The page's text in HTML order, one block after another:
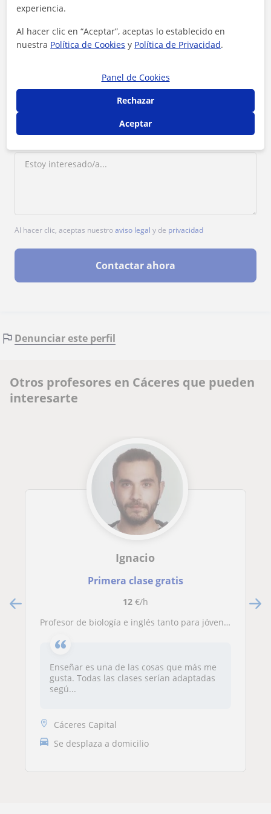
1ª clase gratis
Al hacer clic, aceptas nuestroaviso legal y de privacidad
Contactar ahora
Denunciar este perfil
Otros profesores en Cáceres que pueden
interesarte
Ignacio
Primera clase gratis
12€/h
Profesor de biología e inglés tanto para jóvenes como para adultos, podría también dar clases de química, geología y geografía hasta la ESO y conocimiento del medio a nivel primaria en la ciudad de Cáceres.
Enseñar es una de las cosas que más me
gusta. Todas las clases serían adaptadas
segú...
Cáceres Capital
Se desplaza a domicilio
experiencia.
Al hacer clic en “Aceptar”, aceptas lo establecido en
nuestra Política de Cookies y Política de Privacidad.
Panel de Cookies
Rechazar
Aceptar